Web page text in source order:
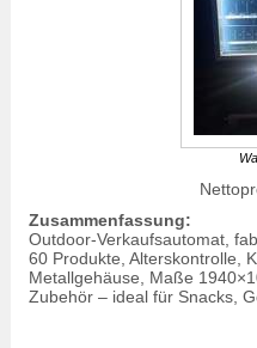
Zusammenfassung:
Outdoor-Verkaufsautomat,
60 Produkte, Alterskontrolle,
Metallgehäuse, Maße
Zubehör – ideal für Snacks,